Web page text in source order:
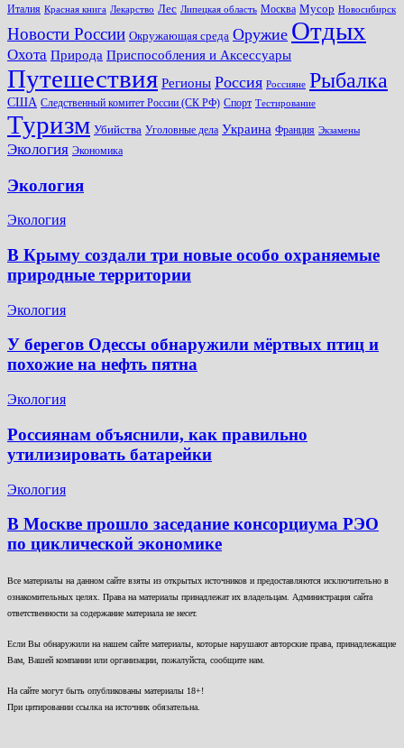
Италия Красная книга Лекарство Лес Липецкая область Москва Мусор Новосибирск
Новости России Окружающая среда Оружие Отдых
Охота Природа Приспособления и Аксессуары
Путешествия Регионы Россия Россияне Рыбалка
США Следственный комитет России (СК РФ) Спорт Тестирование
Туризм Убийства Уголовные дела Украина Франция Экзамены
Экология Экономика
Экология
Экология
В Крыму создали три новые особо охраняемые
природные территории
Экология
У берегов Одессы обнаружили мёртвых птиц и
похожие на нефть пятна
Экология
Россиянам объяснили, как правильно
утилизировать батарейки
Экология
В Москве прошло заседание консорциума РЭО
по циклической экономике
Все материалы на данном сайте взяты из открытых источников и предоставляются исключительно в
ознакомительных целях. Права на материалы принадлежат их владельцам. Администрация сайта
ответственности за содержание материала не несет.
Если Вы обнаружили на нашем сайте материалы, которые нарушают авторские права, принадлежащие
Вам, Вашей компании или организации, пожалуйста, сообщите нам.
На сайте могут быть опубликованы материалы 18+!
При цитировании ссылка на источник обязательна.